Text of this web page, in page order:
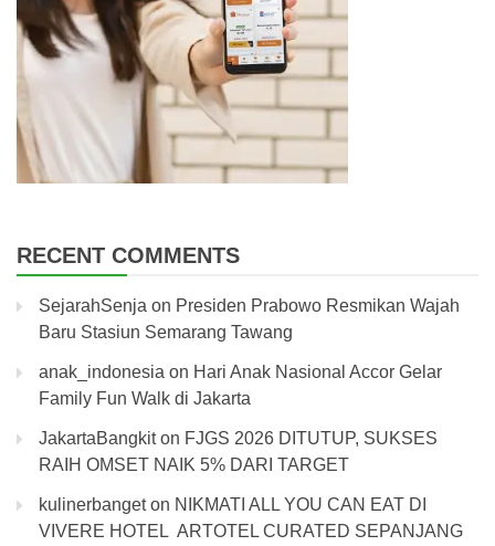
RECENT COMMENTS
SejarahSenja on Presiden Prabowo Resmikan Wajah
Baru Stasiun Semarang Tawang
anak_indonesia on Hari Anak Nasional Accor Gelar
Family Fun Walk di Jakarta
JakartaBangkiton FJGS 2026 DITUTUP, SUKSES
RAIH OMSET NAIK 5% DARI TARGET
kulinerbangeton NIKMATI ALL YOU CAN EAT DI
VIVERE HOTEL ARTOTEL CURATED SEPANJANG